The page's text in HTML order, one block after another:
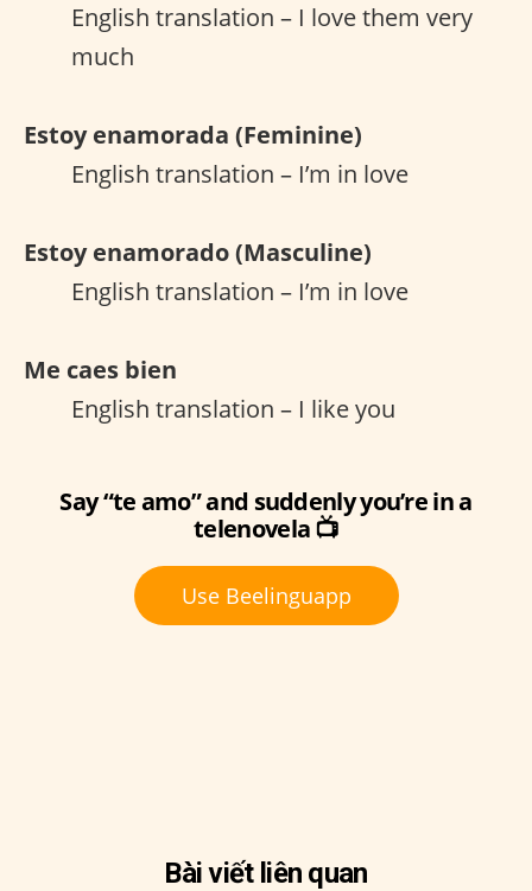
English translation – I love them very
much
Estoy enamorada (Feminine)
English translation – I’m in love
Estoy enamorado (Masculine)
English translation – I’m in love
Me caes bien
English translation – I like you
Say “te amo” and suddenly you’re in a
telenovela 📺
Use Beelinguapp
Bài viết liên quan